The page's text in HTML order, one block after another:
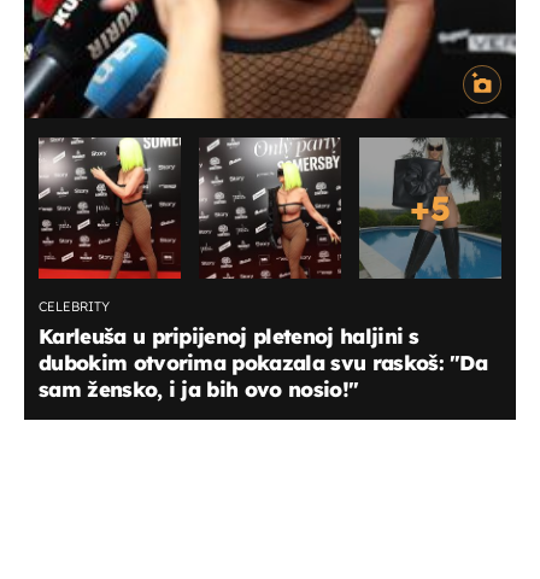
+5
CELEBRITY
Karleuša u pripijenoj pletenoj haljini s
dubokim otvorima pokazala svu raskoš: "Da
sam žensko, i ja bih ovo nosio!"